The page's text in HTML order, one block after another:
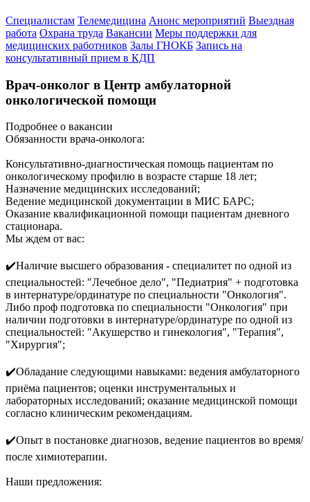
Специалистам Телемедицина Анонс мероприятий Выездная
работа Охрана труда Вакансии Меры поддержки для
медицинских работников Залы ГНОКБ Запись на
консультативный прием в КДП
Врач-онколог в Центр амбулаторной
онкологической помощи
Подробнее о вакансии
Обязанности врача-онколога:
Консультативно-диагностическая помощь пациентам по
онкологическому профилю в возрасте старше 18 лет;
Назначение медицинских исследований;
Ведение медицинской документации в МИС БАРС;
Оказание квалификационной помощи пациентам дневного
стационара.
Мы ждем от вас:
✔️Наличие высшего образования - специалитет по одной из
специальностей: "Лечебное дело", "Педиатрия" + подготовка
в интернатуре/ординатуре по специальности "Онкология".
Либо проф подготовка по специальности "Онкология" при
наличии подготовки в интернатуре/ординатуре по одной из
специальностей: "Акушерство и гинекология", "Терапия",
"Хирургия";
✔️Обладание следующими навыками: ведения амбулаторного
приёма пациентов; оценки инструментальных и
лабораторных исследований; оказание медицинской помощи
согласно клиническим рекомендациям.
✔️Опыт в постановке диагнозов, ведение пациентов во время/
после химиотерапии.
Наши предложения: